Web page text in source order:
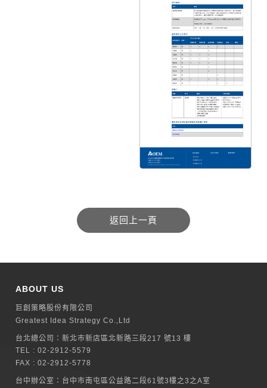
ABOUT US
巨創策略股份有限公司
Greatest Idea Strategy Co.,Ltd
台北總公司：新北巿新店區北新路三段217 號13 樓
TEL :02-2912-5579
FAX : 02-2912-5778
台中辦公室： 台中市南屯區公益路二段61號3樓之3之A室